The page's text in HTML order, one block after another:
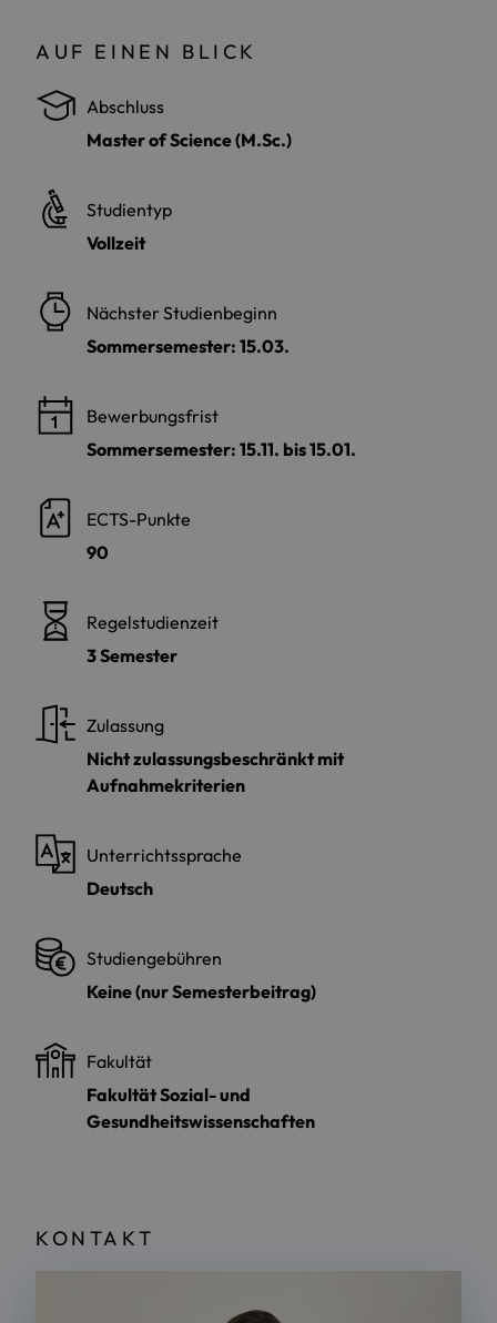
AUF EINEN BLICK
Abschluss
Master of Science (M.Sc.)
Studientyp
Vollzeit
Nächster Studienbeginn
Sommersemester: 15.03.
Bewerbungsfrist
Sommersemester: 15.11. bis 15.01.
ECTS-Punkte
90
Regelstudienzeit
3 Semester
Zulassung
Nicht zulassungsbeschränkt mit
Aufnahmekriterien
Unterrichtssprache
Deutsch
Studiengebühren
Keine (nur Semesterbeitrag)
Fakultät
Fakultät Sozial- und
Gesundheitswissenschaften
KONTAKT